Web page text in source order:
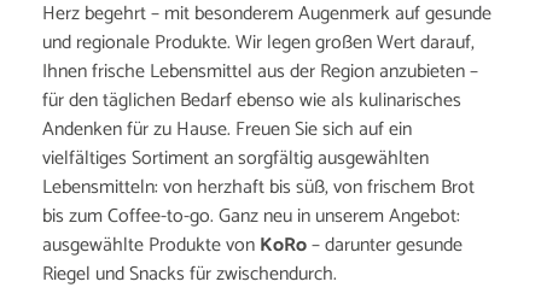
Herz begehrt – mit besonderem Augenmerk auf gesunde
und regionale Produkte. Wir legen großen Wert darauf,
Ihnen frische Lebensmittel aus der Region anzubieten –
für den täglichen Bedarf ebenso wie als kulinarisches
Andenken für zu Hause. Freuen Sie sich auf ein
vielfältiges Sortiment an sorgfältig ausgewählten
Lebensmitteln: von herzhaft bis süß, von frischem Brot
bis zum Coffee-to-go. Ganz neu in unserem Angebot:
ausgewählte Produkte vonKoRo– darunter gesunde
Riegel und Snacks für zwischendurch.